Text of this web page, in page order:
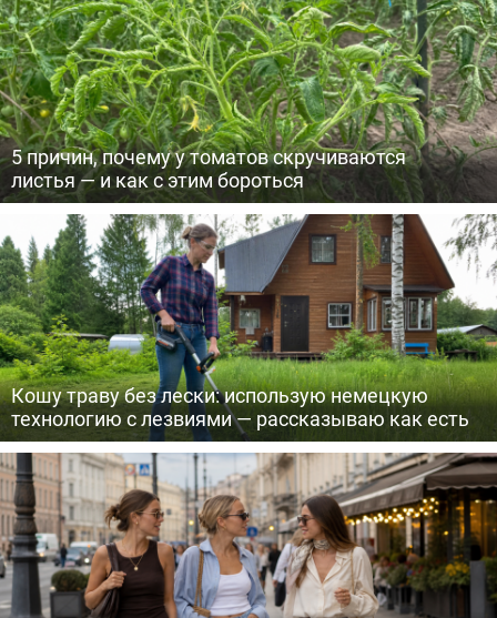
5 причин, почему у томатов скручиваются
листья — и как с этим бороться
Кошу траву без лески: использую немецкую
технологию с лезвиями — рассказываю как есть